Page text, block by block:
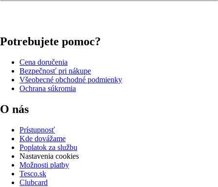
Potrebujete pomoc?
Cena doručenia
Bezpečnosť pri nákupe
Všeobecné obchodné podmienky
Ochrana súkromia
O nás
Prístupnosť
Kde dovážame
Poplatok za službu
Nastavenia cookies
Možnosti platby
Tesco.sk
Clubcard